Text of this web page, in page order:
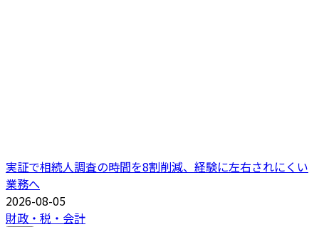
実証で相続人調査の時間を8割削減、経験に左右されにくい
業務へ
2026-08-05
財政・税・会計